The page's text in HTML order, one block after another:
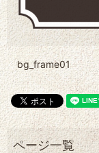
bg_frame01